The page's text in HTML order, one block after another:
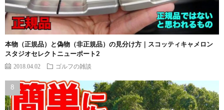
本物（正規品）と偽物（非正規品）の見分け方｜スコッティキャメロン
スタジオセレクトニューポート2
2018.04.02 ゴルフの雑談